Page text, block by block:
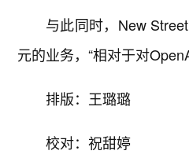
与此同时，New
元的业务，“相对于对
排版：王璐璐
校对：祝甜婷